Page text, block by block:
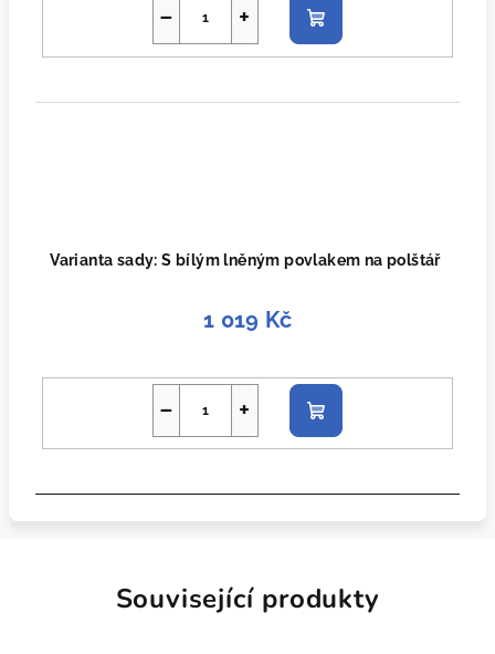
+
−
Do
košíku
Varianta sady: S bílým lněným povlakem na polštář
1 019 Kč
+
−
Do
košíku
Související produkty